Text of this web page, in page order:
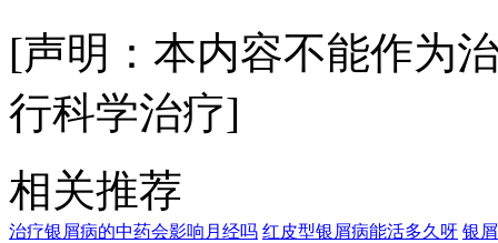
[声明：本内容不能作为
行科学治疗]
相关推荐
治疗银屑病的中药会影响月经吗 红皮型银屑病能活多久呀 银